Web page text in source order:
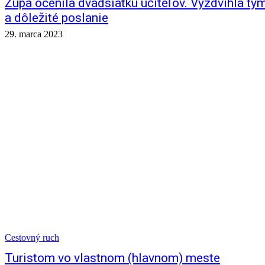
Župa ocenila dvadsiatku učiteľov. Vyzdvihla
a dôležité poslanie
29. marca 2023
Cestovný ruch
Turistom vo vlastnom (hlavnom) meste